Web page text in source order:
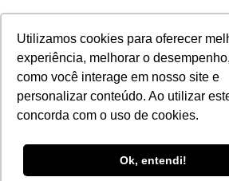
Utilizamos cookies para oferecer
experiência, melhorar o
como você interage em nosso site e
personalizar conteúdo. Ao utilizar
concorda com o uso de cookies.
Ok, entendi!
Limpeza em Geral
Aplicadores de Cera